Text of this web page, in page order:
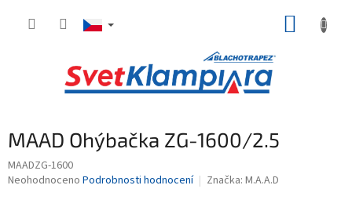
MAAD Ohýbačka ZG-1600/2.5
MAADZG-1600
Průměrné
Neohodnoceno Podrobnosti hodnocení Značka: M.A.A.D